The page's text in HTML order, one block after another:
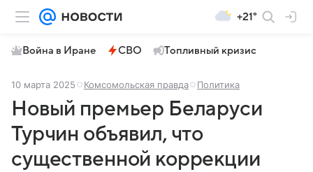
+21°
Война в Иране СВО Топливный кризис
10 марта 2025 Комсомольская правда Политика
Новый премьер Беларуси
Турчин объявил, что
существенной коррекции